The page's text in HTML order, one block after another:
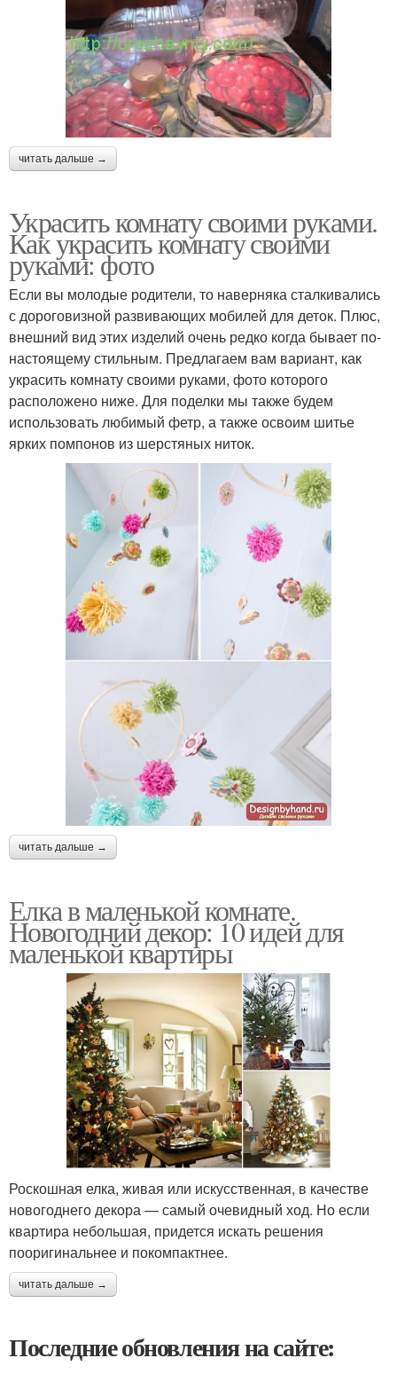
читать дальше →
Украсить комнату своими руками.
Как украсить комнату своими
руками: фото
Если вы молодые родители, то наверняка сталкивались
с дороговизной развивающих мобилей для деток. Плюс,
внешний вид этих изделий очень редко когда бывает по-
настоящему стильным. Предлагаем вам вариант, как
украсить комнату своими руками, фото которого
расположено ниже. Для поделки мы также будем
использовать любимый фетр, а также освоим шитье
ярких помпонов из шерстяных ниток.
читать дальше →
Елка в маленькой комнате.
Новогодний декор: 10 идей для
маленькой квартиры
Роскошная елка, живая или искусственная, в качестве
новогоднего декора — самый очевидный ход. Но если
квартира небольшая, придется искать решения
пооригинальнее и покомпактнее.
читать дальше →
Последние обновления на сайте: